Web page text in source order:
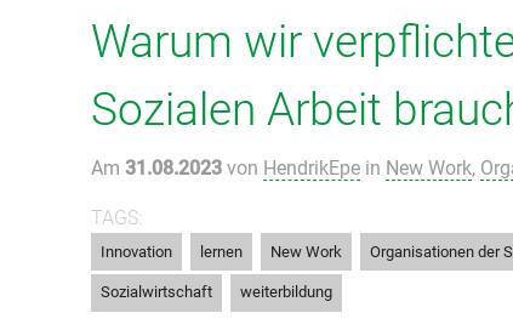
Warum wir
Sozialen Arbeit
Am 31.08.2023 von HendrikEpe in New Work,
TAGS:
Innovation lernen New Work Organisationen der
Sozialwirtschaft weiterbildung